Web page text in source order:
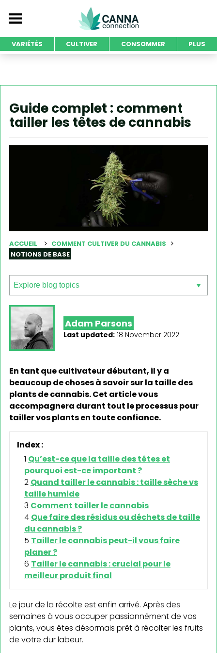
VARIÉTÉS CULTIVER CONSOMMER PLUS
Guide complet : comment
tailler les têtes de cannabis
ACCUEIL
COMMENT CULTIVER DU CANNABIS
NOTIONS DE BASE
Adam Parsons
Last updated: 18 November 2022
En tant que cultivateur débutant, il y a
beaucoup de choses à savoir sur la taille des
plants de cannabis. Cet article vous
accompagnera durant tout le processus pour
tailler vos plants en toute confiance.
Index :
Qu’est-ce que la taille des têtes et
pourquoi est-ce important ?
Quand tailler le cannabis : taille sèche vs
taille humide
Comment tailler le cannabis
Que faire des résidus ou déchets de taille
du cannabis ?
Tailler le cannabis peut-il vous faire
planer ?
Tailler le cannabis : crucial pour le
meilleur produit final
Le jour de la récolte est enfin arrivé. Après des
semaines à vous occuper passionnément de vos
plants, vous êtes désormais prêt à récolter les fruits
de votre dur labeur.